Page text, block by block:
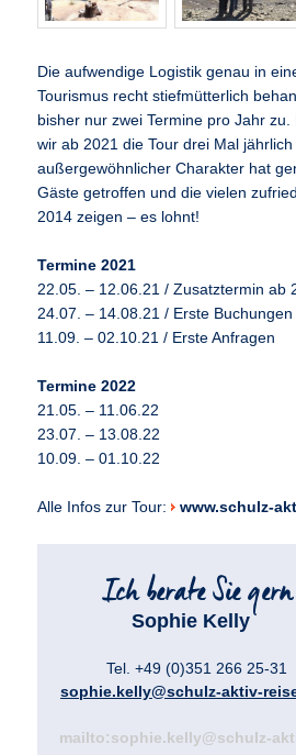
Die aufwendige Logistik genau in
Tourismus recht stiefmütterlich
bisher nur zwei Termine pro Jahr
wir ab 2021 die Tour drei Mal
außergewöhnlicher Charakter hat
Gäste getroffen und die vielen
2014 zeigen – es lohnt!
Termine 2021
22.05. – 12.06.21 / Zusatztermin ab
24.07. – 14.08.21 / Erste Buchungen
11.09. – 02.10.21 / Erste Anfragen
Termine 2022
21.05. – 11.06.22
23.07. – 13.08.22
10.09. – 01.10.22
Alle Infos zur Tour: www.schulz-
Sophie Kelly
Tel. +49 (0)351 266 25-31
sophie.kelly@schulz-aktiv-
mailto:sophie.kelly@schulz-